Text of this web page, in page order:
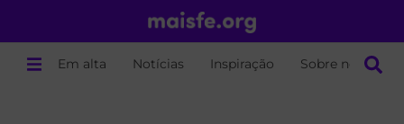
Em alta Notícias Inspiração Sobre nós